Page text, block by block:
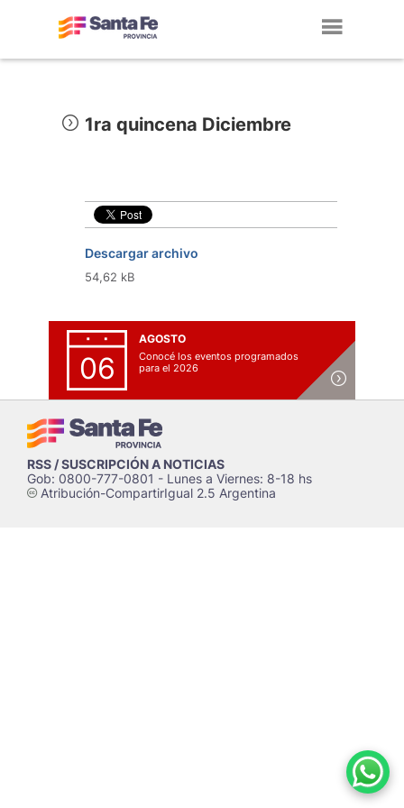
1ra quincena Diciembre
Descargar archivo
54,62 kB
06
AGOSTO
Conocé los eventos programados
para el 2026
RSS / SUSCRIPCIÓN A NOTICIAS
Gob: 0800-777-0801 - Lunes a Viernes: 8-18 hs
cAtribución-CompartirIgual 2.5 Argentina